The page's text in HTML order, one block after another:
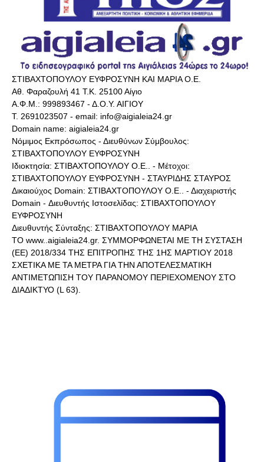
ΣΤΙΒΑΧΤΟΠΟΥΛΟΥ ΕΥΦΡΟΣΥΝΗ ΚΑΙ ΜΑΡΙΑ Ο.Ε.
Αθ. Φαραζουλή 41 Τ.Κ. 25100 Αίγιο
Α.Φ.Μ.: 999893467 - Δ.Ο.Υ. ΑΙΓΙΟΥ
Τ. 2691023507 - email: info@aigialeia24.gr
Domain name: aigialeia24.gr
Νόμιμος Εκπρόσωπος - Διευθύνων Σύμβουλος:
ΣΤΙΒΑΧΤΟΠΟΥΛΟΥ ΕΥΦΡΟΣΥΝΗ
Ιδιοκτησία: ΣΤΙΒΑΧΤΟΠΟΥΛΟΥ Ο.Ε.. - Μέτοχοι:
ΣΤΙΒΑΧΤΟΠΟΥΛΟΥ ΕΥΦΡΟΣΥΝΗ - ΣΤΑΥΡΙΔΗΣ ΣΤΑΥΡΟΣ
Δικαιούχος Domain: ΣΤΙΒΑΧΤΟΠΟΥΛΟΥ Ο.Ε.. - Διαχειριστής
Domain - Διευθυντής Ιστοσελίδας: ΣΤΙΒΑΧΤΟΠΟΥΛΟΥ
ΕΥΦΡΟΣΥΝΗ
Διευθυντής Σύνταξης: ΣΤΙΒΑΧΤΟΠΟΥΛΟΥ ΜΑΡΙΑ
ΤΟ www..aigialeia24.gr. ΣΥΜΜΟΡΦΩΝΕΤΑΙ ΜΕ ΤΗ ΣΥΣΤΑΣΗ
(ΕΕ) 2018/334 ΤΗΣ ΕΠΙΤΡΟΠΗΣ ΤΗΣ 1ΗΣ ΜΑΡΤΙΟΥ 2018
ΣΧΕΤΙΚΑ ΜΕ ΤΑ ΜΕΤΡΑ ΓΙΑ ΤΗΝ ΑΠΟΤΕΛΕΣΜΑΤΙΚΗ
ΑΝΤΙΜΕΤΩΠΙΣΗ ΤΟΥ ΠΑΡΑΝΟΜΟΥ ΠΕΡΙΕΧΟΜΕΝΟΥ ΣΤΟ
ΔΙΑΔΙΚΤΥΟ (L 63).